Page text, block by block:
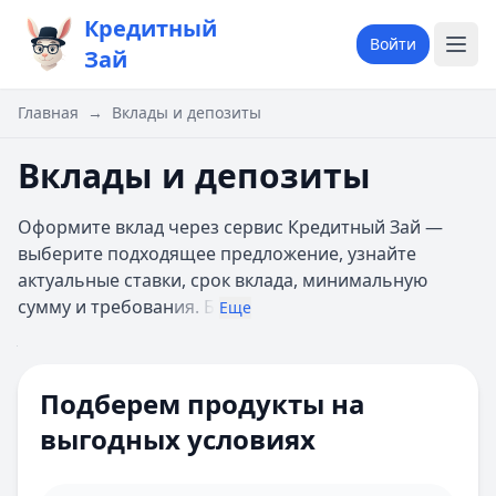
Кредитный
Зай
Войти
Главная → Вклады и депозиты
Вклады и депозиты
Оформите вклад через сервис Кредитный Зай —
выберите подходящее предложение, узнайте
актуальные ставки, срок вклада, минимальную
сумму и требования. Б Еще
С пополнением
На 1 год
Валюта
Тип вклада
Подберем продукты на
выгодных условиях